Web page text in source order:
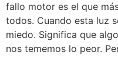
fallo motor es el que
todos. Cuando esta luz
miedo. Significa que
nos tememos lo peor.